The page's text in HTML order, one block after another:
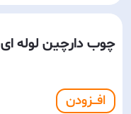
چوب دارچین لوله ای
افـــزودن